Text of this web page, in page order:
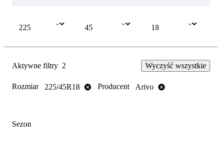
Aktywne filtry 2 Wyczyść wszystkie
Rozmiar 225/45R18 Producent Arivo
Sezon